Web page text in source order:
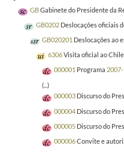
GBGabinete do Presidente da
GB0202 Deslocações oficiais
GB020201 Deslocações ao
6306Visita oficial ao Chile
000001 Programa
(...)
000003 Discurso do
000004 Discurso do
000005 Discurso do
000006Convite e